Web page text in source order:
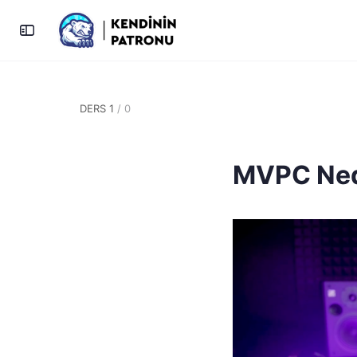
DERS 1 / 0
MVPC